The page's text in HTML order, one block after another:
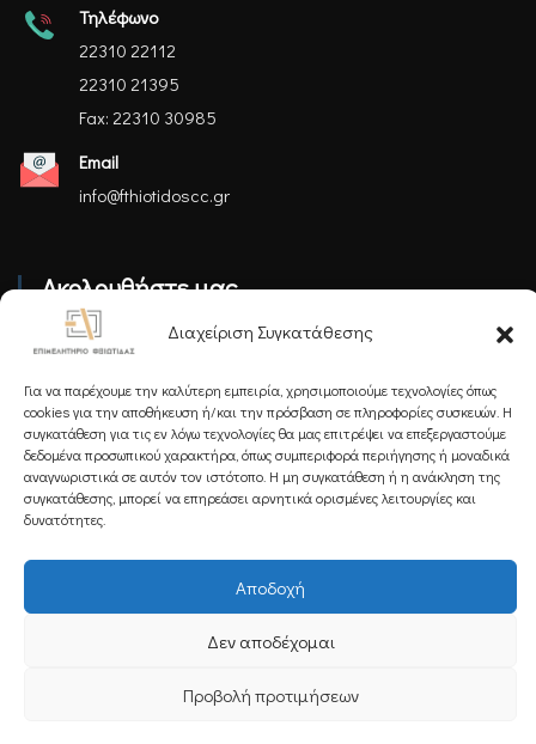
Διαχείριση Συγκατάθεσης
Για να παρέχουμε την καλύτερη εμπειρία, χρησιμοποιούμε τεχνολογίες όπως
cookies για την αποθήκευση ή/και την πρόσβαση σε πληροφορίες συσκευών. Η
συγκατάθεση για τις εν λόγω τεχνολογίες θα μας επιτρέψει να επεξεργαστούμε
δεδομένα προσωπικού χαρακτήρα, όπως συμπεριφορά περιήγησης ή μοναδικά
αναγνωριστικά σε αυτόν τον ιστότοπο. Η μη συγκατάθεση ή η ανάκληση της
συγκατάθεσης, μπορεί να επηρεάσει αρνητικά ορισμένες λειτουργίες και
δυνατότητες.
Αποδοχή
Δεν αποδέχομαι
Προβολή προτιμήσεων
Τηλέφωνο
22310 22112
22310 21395
Fax: 22310 30985
Email
info@fthiotidoscc.gr
Ακολουθήστε μας
Εγγραφείτε στο Newsletter μας